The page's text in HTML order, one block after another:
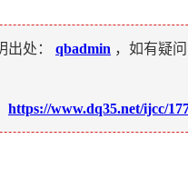
出处： qbadmin ，如有疑
https://www.dq35.net/ijcc/